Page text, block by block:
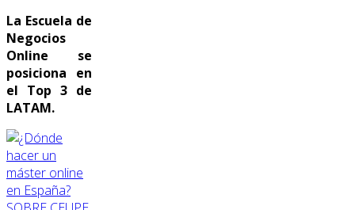
La Escuela de
Negocios
Online se
posiciona en
el Top 3 de
LATAM.